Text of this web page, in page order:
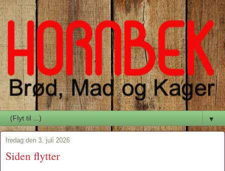
▼
fredag den 3. juli 2026
Siden flytter